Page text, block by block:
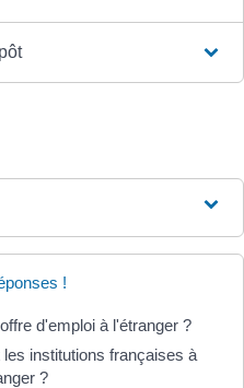
!
d'emploi à l'étranger ?
institutions françaises à
?